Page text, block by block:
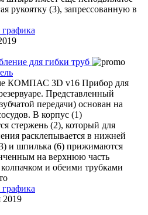
рукоятку (3), запрессованную в
КОМПАС 3D v16 Прибор для
Представленный
передачи) основан на
В корпус (1)
стержень (2), который для
расклепывается в нижней
и шпилька (6) прижимаются
на верхнюю часть
и обеими трубками
2019